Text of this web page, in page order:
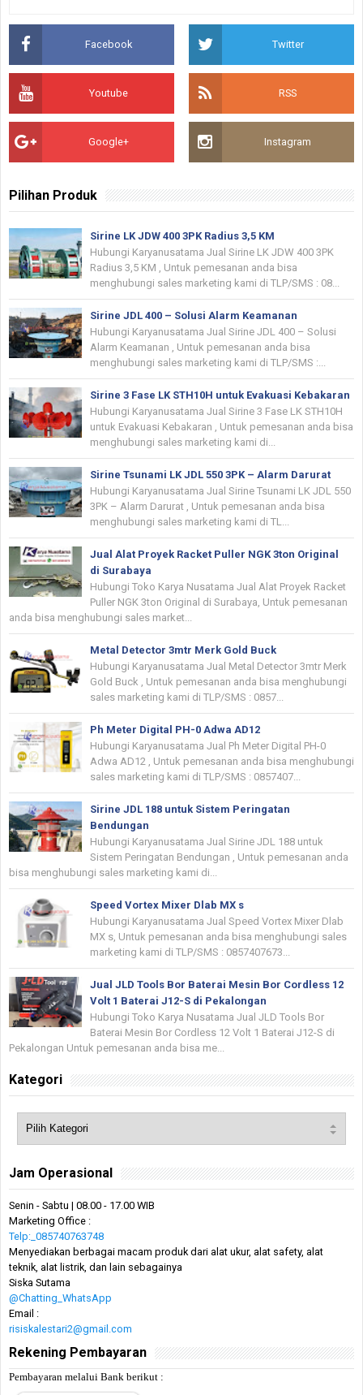
Facebook Twitter
Youtube RSS
Google+ Instagram
Pilihan Produk
Sirine LK JDW 400 3PK Radius 3,5 KM
Hubungi Karyanusatama Jual Sirine LK JDW 400 3PK
Radius 3,5 KM , Untuk pemesanan anda bisa
menghubungi sales marketing kami di TLP/SMS : 08...
Sirine JDL 400 – Solusi Alarm Keamanan
Hubungi Karyanusatama Jual Sirine JDL 400 – Solusi
Alarm Keamanan , Untuk pemesanan anda bisa
menghubungi sales marketing kami di TLP/SMS :...
Sirine 3 Fase LK STH10H untuk Evakuasi Kebakaran
Hubungi Karyanusatama Jual Sirine 3 Fase LK STH10H
untuk Evakuasi Kebakaran , Untuk pemesanan anda bisa
menghubungi sales marketing kami di...
Sirine Tsunami LK JDL 550 3PK – Alarm Darurat
Hubungi Karyanusatama Jual Sirine Tsunami LK JDL 550
3PK – Alarm Darurat , Untuk pemesanan anda bisa
menghubungi sales marketing kami di TL...
Jual Alat Proyek Racket Puller NGK 3ton Original
di Surabaya
Hubungi Toko Karya Nusatama Jual Alat Proyek Racket
Puller NGK 3ton Original di Surabaya, Untuk pemesanan
anda bisa menghubungi sales market...
Metal Detector 3mtr Merk Gold Buck
Hubungi Karyanusatama Jual Metal Detector 3mtr Merk
Gold Buck , Untuk pemesanan anda bisa menghubungi
sales marketing kami di TLP/SMS : 0857...
Ph Meter Digital PH-0 Adwa AD12
Hubungi Karyanusatama Jual Ph Meter Digital PH-0
Adwa AD12 , Untuk pemesanan anda bisa menghubungi
sales marketing kami di TLP/SMS : 0857407...
Sirine JDL 188 untuk Sistem Peringatan
Bendungan
Hubungi Karyanusatama Jual Sirine JDL 188 untuk
Sistem Peringatan Bendungan , Untuk pemesanan anda
bisa menghubungi sales marketing kami di...
Speed Vortex Mixer Dlab MX s
Hubungi Karyanusatama Jual Speed Vortex Mixer Dlab
MX s, Untuk pemesanan anda bisa menghubungi sales
marketing kami di TLP/SMS : 0857407673...
Jual JLD Tools Bor Baterai Mesin Bor Cordless 12
Volt 1 Baterai J12-S di Pekalongan
Hubungi Toko Karya Nusatama Jual JLD Tools Bor
Baterai Mesin Bor Cordless 12 Volt 1 Baterai J12-S di
Pekalongan Untuk pemesanan anda bisa me...
Kategori
Jam Operasional
Senin - Sabtu | 08.00 - 17.00 WIB
Marketing Office :
Telp:_085740763748
Menyediakan berbagai macam produk dari alat ukur, alat safety, alat
teknik, alat listrik, dan lain sebagainya
Siska Sutama
@Chatting_WhatsApp
Email :
risiskalestari2@gmail.com
Rekening Pembayaran
Pembayaran melalui Bank berikut :